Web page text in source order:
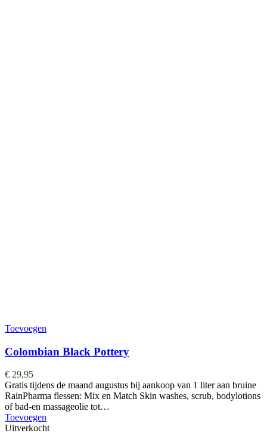
Toevoegen
Colombian Black Pottery
€ 29,95
Gratis tijdens de maand augustus bij aankoop van 1 liter aan bruine
RainPharma flessen: Mix en Match Skin washes, scrub, bodylotions
of bad-en massageolie tot…
Toevoegen
Uitverkocht